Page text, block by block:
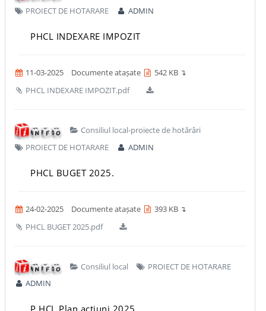
PROIECT DE HOTARARE
ADMIN
PHCL INDEXARE IMPOZIT
11-03-2025 Documente atașate
542 KB ↴
PHCL INDEXARE IMPOZIT.pdf
Consiliul local-proiecte de hotărâri
PROIECT DE HOTARARE
ADMIN
PHCL BUGET 2025.
24-02-2025 Documente atașate
393 KB ↴
PHCL BUGET 2025.pdf
Consiliul local
PROIECT DE HOTARARE
ADMIN